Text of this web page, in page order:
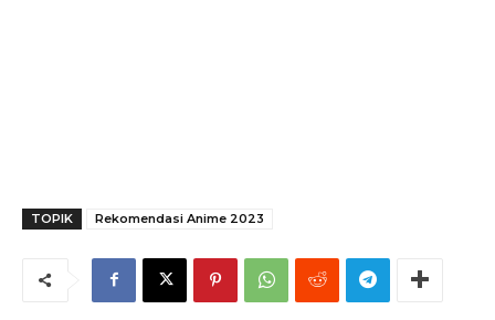
TOPIK Rekomendasi Anime 2023